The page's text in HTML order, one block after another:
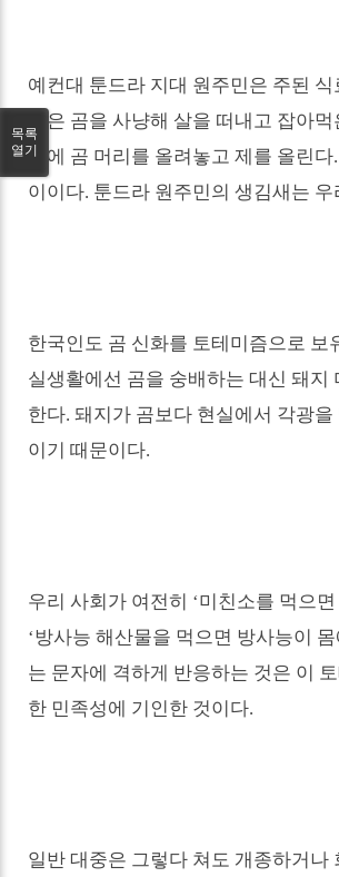
예컨대 툰드라 지대 원주민은 주된
들은 곰을 사냥해 살을 떠내고 잡아
물에 곰 머리를 올려놓고 제를 올린다.
이이다. 툰드라 원주민의 생김새는
한국인도 곰 신화를 토테미즘으로 보
실생활에선 곰을 숭배하는 대신 돼지
한다.돼지가 곰보다 현실에서 각광을
이기 때문이다.
우리 사회가 여전히 ‘미친소를 먹으
‘방사능 해산물을 먹으면 방사능이
는 문자에 격하게 반응하는 것은 이
한 민족성에 기인한 것이다.
일반 대중은 그렇다 쳐도 개종하거나
목록
열기